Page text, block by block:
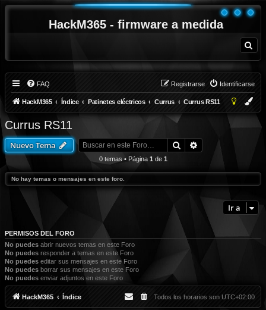
HackM365 - firmware a medida
u
FAQ Identificarse
Registrarse
HackM365 Índice Patinetes eléctricos Currus Currus RS11
Currus RS11
Nuevo Tema Buscar
0 temas • Página 1 de 1
No hay temas o mensajes en este foro.
Ir a
PERMISOS DEL FORO
No puedes abrir nuevos temas en este Foro
No puedes responder a temas en este Foro
No puedes editar sus mensajes en este Foro
No puedes borrar sus mensajes en este Foro
No puedes enviar adjuntos en este Foro
HackM365 Índice Todos los horarios son UTC+02:00